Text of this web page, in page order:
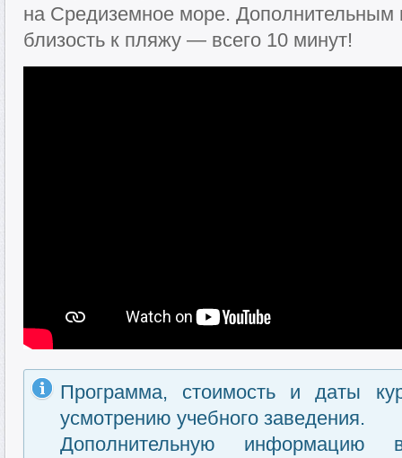
на Средиземное море. Дополнительным
близость к пляжу — всего 10 минут!
Программа, стоимость и даты
усмотрению учебного заведения.
Дополнительную информацию